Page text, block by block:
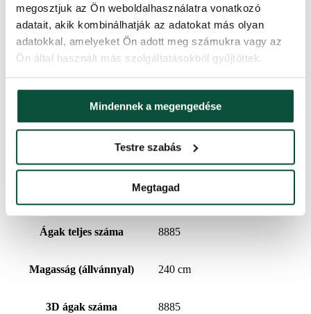
megosztjuk az Ön weboldalhasználatra vonatkozó
adatait, akik kombinálhatják az adatokat más olyan
adatokkal, amelyeket Ön adott meg számukra vagy az
Ön által használt más szolgáltatásokból gyűjtöttek.
Mindennek a megengedése
Testre szabás
Megtagad
Tűlevél típus
Csomag 1 140x40x35
Ártörténet
Az elmúlt 30 napban a legalacsonyabb ár250,720Ftvolt.
További információk
2 nap
Ágak teljes száma 8885
Magasság (állvánnyal) 240 cm
3D ágak száma 8885